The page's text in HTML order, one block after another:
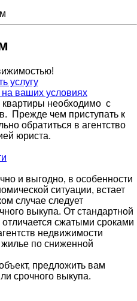
услугу
ваших условиях
квартиры необходимо с
Прежде чем приступать к
обратиться в агентство
юриста.
и выгодно, в особенности
ситуации, встает
случае следует
выкупа. От стандартной
сжатыми сроками
недвижимости
по сниженной
предложить вам
срочного выкупа.